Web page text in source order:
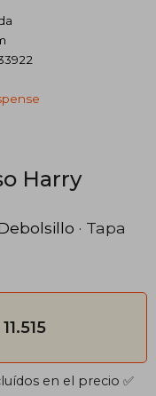
Harry
· Tapa
en el precio ✅